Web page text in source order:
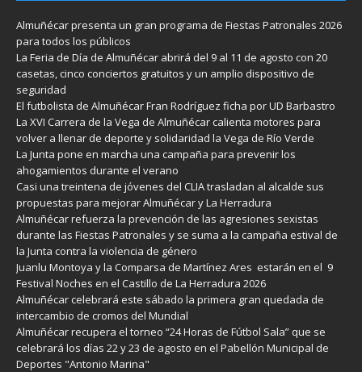
Almuñécar presenta un gran programa de Fiestas Patronales 2026
para todos los públicos
La Feria de Día de Almuñécar abrirá del 9 al 11 de agosto con 20
casetas, cinco conciertos gratuitos y un amplio dispositivo de
seguridad
El futbolista de Almuñécar Fran Rodríguez ficha por UD Barbastro
La XVI Carrera de la Vega de Almuñécar calienta motores para
volver a llenar de deporte y solidaridad la Vega de Río Verde
La Junta pone en marcha una campaña para prevenir los
ahogamientos durante el verano
Casi una treintena de jóvenes del CLIA trasladan al alcalde sus
propuestas para mejorar Almuñécar y La Herradura
Almuñécar refuerza la prevención de las agresiones sexistas
durante las Fiestas Patronales y se suma a la campaña estival de
la Junta contra la violencia de género
Juanlu Montoya y la Comparsa de Martínez Ares estarán en el 9
Festival Noches en el Castillo de La Herradura 2026
Almuñécar celebrará este sábado la primera gran quedada de
intercambio de cromos del Mundial
Almuñécar recupera el torneo “24 Horas de Fútbol Sala” que se
celebrará los días 22 y 23 de agosto en el Pabellón Municipal de
Deportes "Antonio Marina"